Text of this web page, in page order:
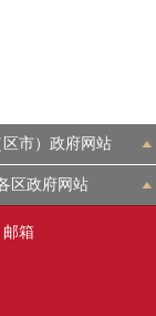
区市）政府网站
区政府网站
邮箱